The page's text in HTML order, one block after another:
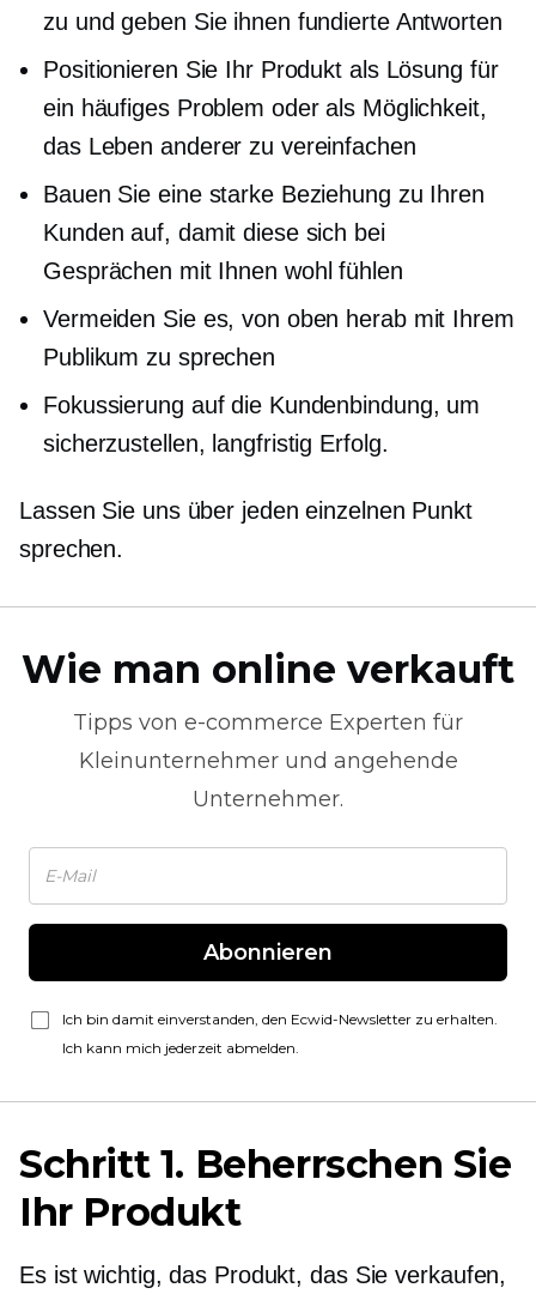
zu und geben Sie ihnen fundierte Antworten
Positionieren Sie Ihr Produkt als Lösung für
ein häufiges Problem oder als Möglichkeit,
das Leben anderer zu vereinfachen
Bauen Sie eine starke Beziehung zu Ihren
Kunden auf, damit diese sich bei
Gesprächen mit Ihnen wohl fühlen
Vermeiden Sie es, von oben herab mit Ihrem
Publikum zu sprechen
Fokussierung auf die Kundenbindung, um
sicherzustellen, langfristig Erfolg.
Lassen Sie uns über jeden einzelnen Punkt
sprechen.
Wie man online verkauft
Tipps von e-commerce Experten für
Kleinunternehmer und angehende
Unternehmer.
Abonnieren
Ich bin damit einverstanden, den Ecwid-Newsletter zu erhalten.
Ich kann mich jederzeit abmelden.
Schritt 1. Beherrschen Sie
Ihr Produkt
Es ist wichtig, das Produkt, das Sie verkaufen,